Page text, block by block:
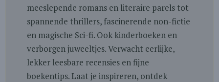
meeslepende romans en literaire parels tot
spannende thrillers, fascinerende non-fictie
en magische Sci-fi. Ook kinderboeken en
verborgen juweeltjes. Verwacht eerlijke,
lekker leesbare recensies en fijne
boekentips. Laat je inspireren, ontdek